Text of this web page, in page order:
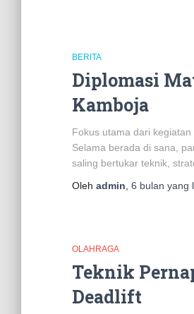
BERITA
Diplomasi
Kamboja
Fokus utama dari
Selama berada di sana,
saling bertukar teknik,
Oleh admin 6 bulan yang
OLAHRAGA
Teknik
Deadlift